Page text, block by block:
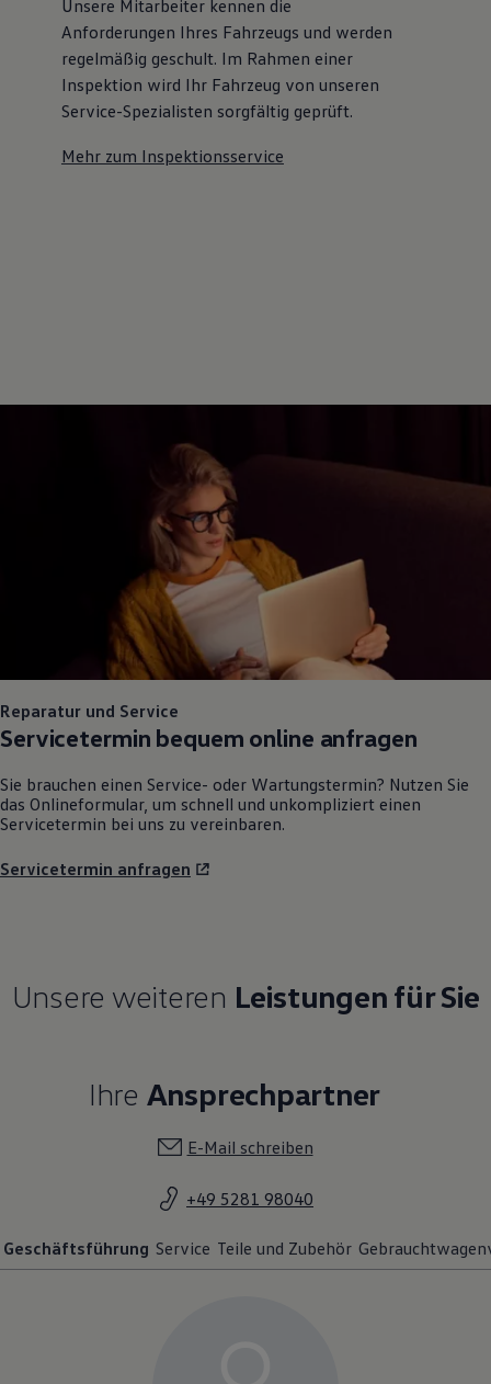
Unsere Mitarbeiter kennen die
Anforderungen Ihres Fahrzeugs und werden
regelmäßig geschult. Im Rahmen einer
Inspektion wird Ihr Fahrzeug von unseren
Service-Spezialisten sorgfältig geprüft.
Mehr zum Inspektionsservice
Reparatur und Service
Servicetermin bequem online anfragen
Sie brauchen einen Service- oder Wartungstermin? Nutzen Sie
das Onlineformular, um schnell und unkompliziert einen
Servicetermin bei uns zu vereinbaren.
Servicetermin anfragen
Unsere weiteren Leistungen für Sie
Ihre Ansprechpartner
E-Mail schreiben
+49 5281 98040
Geschäftsführung Service Teile und Zubehör